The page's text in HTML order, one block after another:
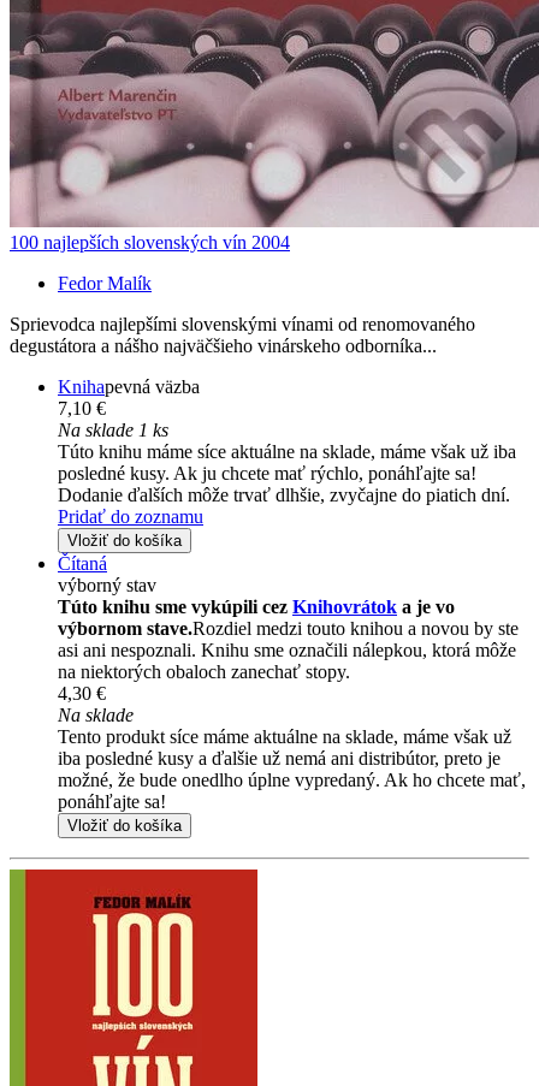
100 najlepších slovenských vín 2004
Fedor Malík
Sprievodca najlepšími slovenskými vínami od renomovaného
degustátora a nášho najväčšieho vinárskeho odborníka...
Knihapevná väzba
7,10 €
Na sklade 1 ks
Túto knihu máme síce aktuálne na sklade, máme však už iba
posledné kusy. Ak ju chcete mať rýchlo, ponáhľajte sa!
Dodanie ďalších môže trvať dlhšie, zvyčajne do piatich dní.
Pridať do zoznamu
Vložiť do košíka
Čítaná
výborný stav
Túto knihu sme vykúpili cez Knihovrátok a je vo
výbornom stave.Rozdiel medzi touto knihou a novou by ste
asi ani nespoznali. Knihu sme označili nálepkou, ktorá môže
na niektorých obaloch zanechať stopy.
4,30 €
Na sklade
Tento produkt síce máme aktuálne na sklade, máme však už
iba posledné kusy a ďalšie už nemá ani distribútor, preto je
možné, že bude onedlho úplne vypredaný. Ak ho chcete mať,
ponáhľajte sa!
Vložiť do košíka